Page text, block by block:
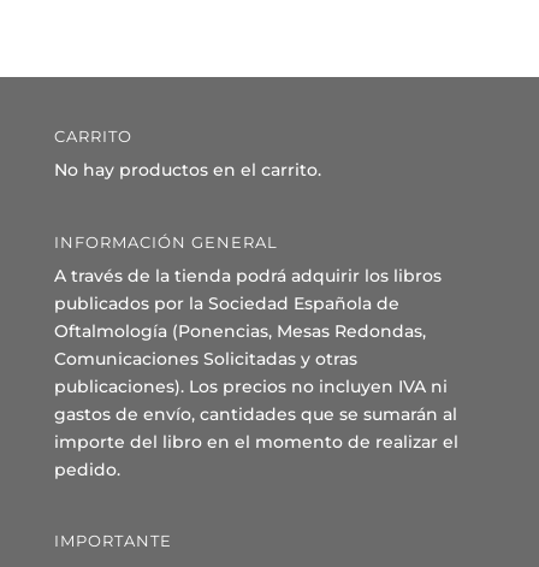
CARRITO
No hay productos en el carrito.
INFORMACIÓN GENERAL
A través de la tienda podrá adquirir los libros
publicados por la Sociedad Española de
Oftalmología (Ponencias, Mesas Redondas,
Comunicaciones Solicitadas y otras
publicaciones). Los precios no incluyen IVA ni
gastos de envío, cantidades que se sumarán al
importe del libro en el momento de realizar el
pedido.
IMPORTANTE